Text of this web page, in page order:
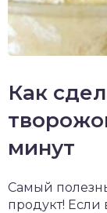
Как
минут
Самый
продукт!